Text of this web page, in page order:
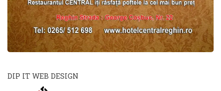
DIP IT WEB DESIGN